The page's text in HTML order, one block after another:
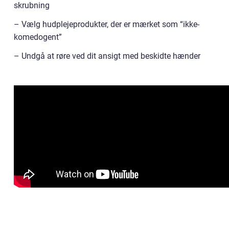
skrubning
– Vælg hudplejeprodukter, der er mærket som “ikke-
komedogent”
– Undgå at røre ved dit ansigt med beskidte hænder